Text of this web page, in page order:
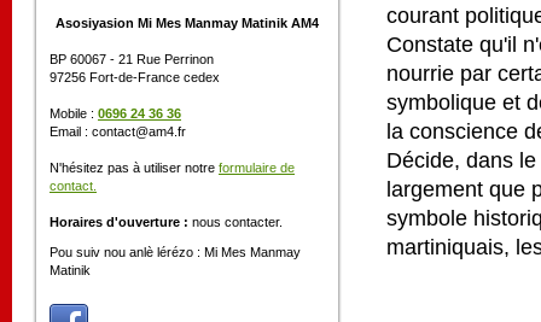
Asosiyasion Mi Mes Manmay Matinik AM4
BP 60067 - 21 Rue Perrinon
97256 Fort-de-France cedex
Mobile : 0696 24 36 36
Email : contact@am4.fr
N'hésitez pas à utiliser notre formulaire de
contact.
Horaires d'ouverture : nous contacter.
Pou suiv nou anlè lérézo : Mi Mes Manmay
Matinik
courant
Constate qu'il
nourrie par
symbolique et
la conscience
Décide, dans
largement que
symbole
martiniquais,